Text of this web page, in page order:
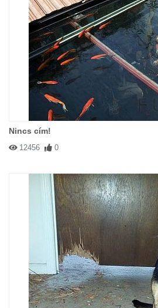
Nincs cím!
12456 0